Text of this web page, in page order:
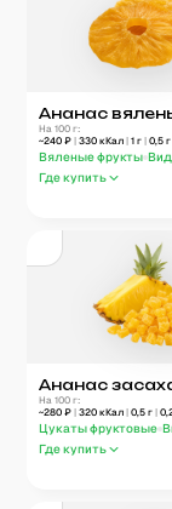
Ананас
На 100 г:
~240 ₽| 330 кКал| 1 г| 0,5
Вяленые фрукты
Где купить
Ананас
На 100 г:
~280 ₽| 320 кКал| 0,5 г|
Цукаты фруктовые
Где купить